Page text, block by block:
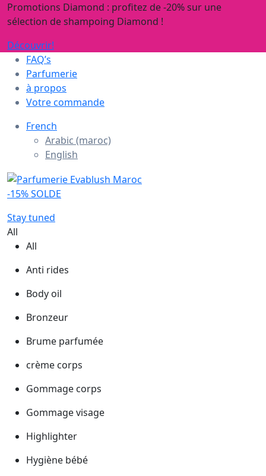
Promotions Diamond : profitez de -20% sur une
sélection de shampoing Diamond !
Découvrir!
FAQ’s
Parfumerie
à propos
Votre commande
French
Arabic (maroc)
English
-15% SOLDE
Stay tuned
All
All
Anti rides
Body oil
Bronzeur
Brume parfumée
crème corps
Gommage corps
Gommage visage
Highlighter
Hygiène bébé